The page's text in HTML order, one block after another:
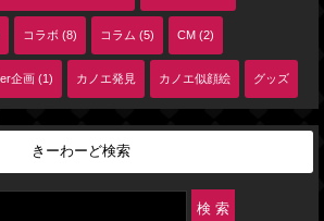
コラボ (8) コラム (5) CM (2)
企画 (1) カノエ発見 カノエ似顔絵 グッズ
きーわーど検索